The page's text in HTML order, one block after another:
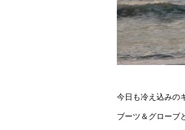
今日も冷え込みの
ブーツ＆グローブ